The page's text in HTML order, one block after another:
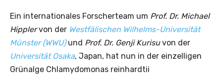
Ein internationales Forscherteam um Prof. Dr. Michael
Hipplervon der Westfälischen Wilhelms-Universität
Münster (WWU)und Prof. Dr. Genji Kurisuvon der
Universität Osaka, Japan, hat nun in der einzelligen
Grünalge Chlamydomonas reinhardtii